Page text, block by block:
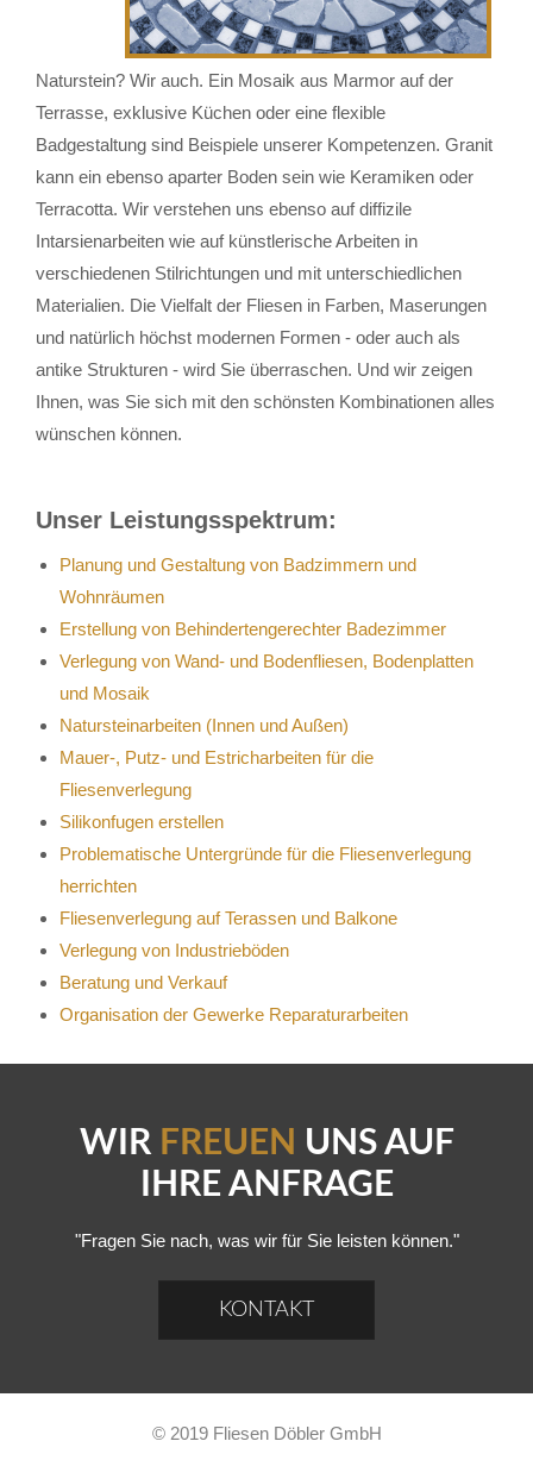
Naturstein? Wir auch. Ein Mosaik aus Marmor auf der
Terrasse, exklusive Küchen oder eine flexible
Badgestaltung sind Beispiele unserer Kompetenzen. Granit
kann ein ebenso aparter Boden sein wie Keramiken oder
Terracotta. Wir verstehen uns ebenso auf diffizile
Intarsienarbeiten wie auf künstlerische Arbeiten in
verschiedenen Stilrichtungen und mit unterschiedlichen
Materialien. Die Vielfalt der Fliesen in Farben, Maserungen
und natürlich höchst modernen Formen - oder auch als
antike Strukturen - wird Sie überraschen. Und wir zeigen
Ihnen, was Sie sich mit den schönsten Kombinationen alles
wünschen können.
Unser Leistungsspektrum:
Planung und Gestaltung von Badzimmern und
Wohnräumen
Erstellung von Behindertengerechter Badezimmer
Verlegung von Wand- und Bodenfliesen, Bodenplatten
und Mosaik
Natursteinarbeiten (Innen und Außen)
Mauer-, Putz- und Estricharbeiten für die
Fliesenverlegung
Silikonfugen erstellen
Problematische Untergründe für die Fliesenverlegung
herrichten
Fliesenverlegung auf Terassen und Balkone
Verlegung von Industrieböden
Beratung und Verkauf
Organisation der Gewerke Reparaturarbeiten
WIR FREUEN UNS AUF
IHRE ANFRAGE
"Fragen Sie nach, was wir für Sie leisten können."
KONTAKT
© 2019 Fliesen Döbler GmbH